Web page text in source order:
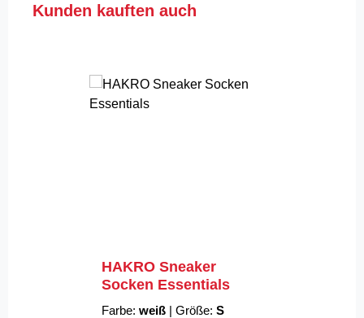
Produktgalerie überspringen
Kunden kauften auch
HAKRO Sneaker
Socken Essentials
Farbe: weiß | Größe: S